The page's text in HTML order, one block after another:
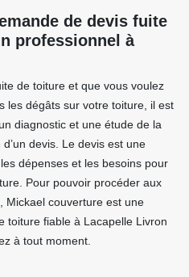
de devis fuite
professionnel à
de toiture et que vous voulez
les dégâts sur votre toiture, il est
diagnostic et une étude de la
devis. Le devis est une
dépenses et les besoins pour
Pour pouvoir procéder aux
Mickael couverture est une
toiture fiable à Lacapelle Livron
à tout moment.